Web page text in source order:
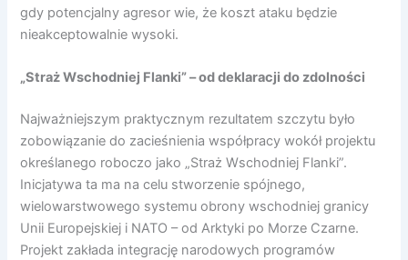
gdy potencjalny agresor wie, że koszt ataku będzie
nieakceptowalnie wysoki.
„Straż Wschodniej Flanki” – od deklaracji do zdolności
Najważniejszym praktycznym rezultatem szczytu było
zobowiązanie do zacieśnienia współpracy wokół projektu
określanego roboczo jako „Straż Wschodniej Flanki”.
Inicjatywa ta ma na celu stworzenie spójnego,
wielowarstwowego systemu obrony wschodniej granicy
Unii Europejskiej i NATO – od Arktyki po Morze Czarne.
Projekt zakłada integrację narodowych programów